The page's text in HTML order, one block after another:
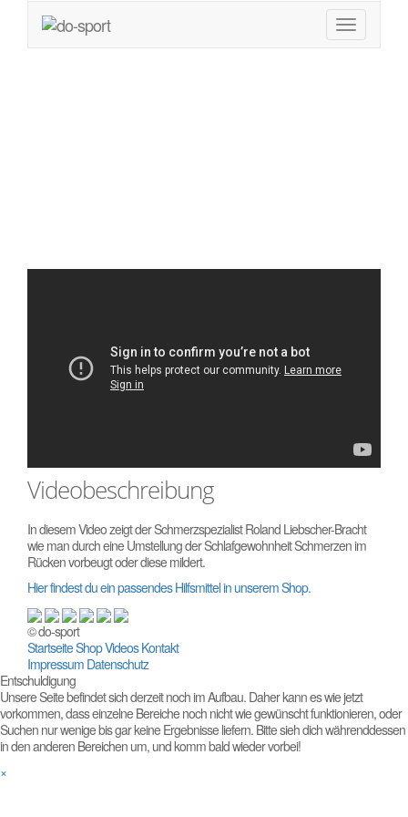
Videobeschreibung
In diesem Video zeigt der Schmerzspezialist Roland Liebscher-Bracht
wie man durch eine Umstellung der Schlafgewohnheit Schmerzen im
Rücken vorbeugt oder diese mildert.
Hier findest du ein passendes Hilfsmittel in unserem Shop.
© do-sport
StartseiteShopVideosKontakt
Impressum Datenschutz
Entschuldigung
Unsere Seite befindet sich derzeit noch im Aufbau. Daher kann es wie jetzt
vorkommen, dass einzelne Bereiche noch nicht wie gewünscht funktionieren, oder
Suchen nur wenige bis gar keine Ergebnisse liefern. Bitte sieh dich währenddessen
in den anderen Bereichen um, und komm bald wieder vorbei!
×